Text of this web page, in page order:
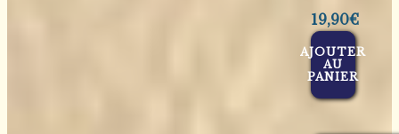
19,90€
AJOUTER
AU
PANIER